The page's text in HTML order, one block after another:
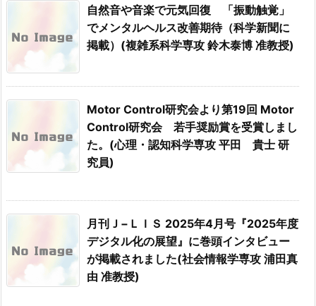
自然音や音楽で元気回復 「振動触覚」
でメンタルヘルス改善期待（科学新聞に
掲載）(複雑系科学専攻 鈴木泰博 准教授)
Motor Control研究会より第19回 Motor
Control研究会 若手奨励賞を受賞しまし
た。(心理・認知科学専攻 平田 貴士 研
究員)
月刊Ｊ−ＬＩＳ 2025年4月号『2025年度
デジタル化の展望』に巻頭インタビュー
が掲載されました(社会情報学専攻 浦田真
由 准教授)